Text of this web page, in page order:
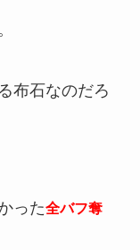
布石なのだろ
った全バフ奪